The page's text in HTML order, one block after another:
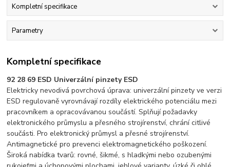
Kompletní specifikace
Parametry
Kompletní specifikace
92 28 69 ESD Univerzální pinzety ESD
Elektricky nevodivá povrchová úprava: univerzální pinzety ve verzi
ESD regulovaně vyrovnávají rozdíly elektrického potenciálu mezi
pracovníkem a opracovávanou součástí. Splňují požadavky
elektronického průmyslu a přesného strojírenství, chrání citlivé
součásti. Pro elektronický průmysl a přesné strojírenství.
Antimagnetické pro prevenci elektromagnetického poškození.
Široká nabídka tvarů: rovné, šikmé, s hladkými nebo ozubenými